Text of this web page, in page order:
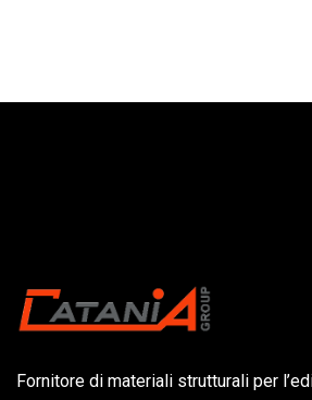
Fornitore di materiali strutturali per